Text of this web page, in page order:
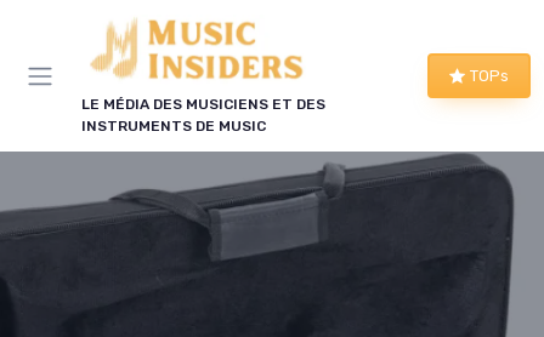
LE MÉDIA DES MUSICIENS ET DES
INSTRUMENTS DE MUSIC
TOPs
Panneau de gestion des cookies